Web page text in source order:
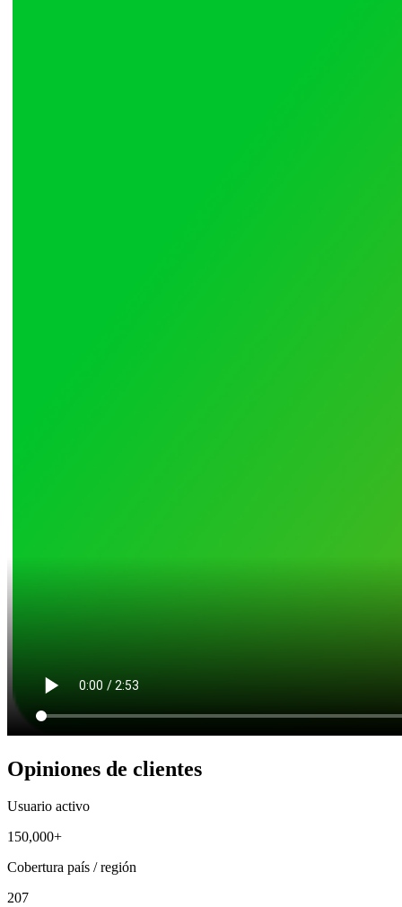
Opiniones de clientes
Usuario activo
150,000+
Cobertura país / región
207